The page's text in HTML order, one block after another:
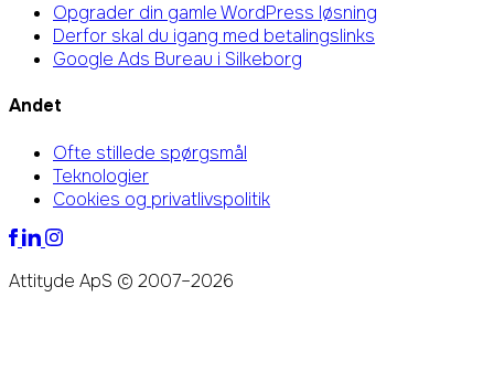
Opgrader din gamle WordPress løsning
Derfor skal du igang med betalingslinks
Google Ads Bureau i Silkeborg
Andet
Ofte stillede spørgsmål
Teknologier
Cookies og privatlivspolitik
Attityde ApS © 2007–2026